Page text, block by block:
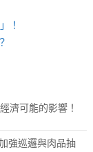
！
濟可能的影響！
強巡邏與肉品抽